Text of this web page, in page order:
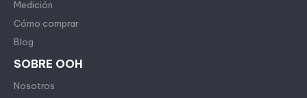
Medición
Cómo comprar
Blog
SOBRE OOH
Nosotros